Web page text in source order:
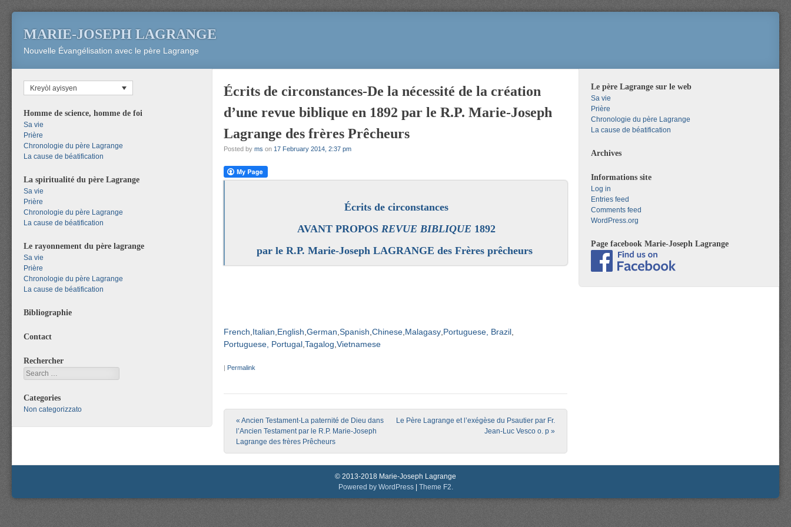
MARIE-JOSEPH LAGRANGE
Nouvelle Évangélisation avec le père Lagrange
Écrits de circonstances-De la nécessité de la création
d’une revue biblique en 1892 par le R.P. Marie-Joseph
Lagrange des frères Prêcheurs
Posted by ms on 17 February 2014, 2:37 pm
Écrits de circonstances
AVANT PROPOS REVUE BIBLIQUE 1892
par le R.P. Marie-Joseph LAGRANGE des Frères prêcheurs
French Italian English German Spanish Chinese Malagasy Portuguese, Brazil
Portuguese, Portugal Tagalog Vietnamese
Permalink
Post navigation
« Ancien Testament-La paternité de Dieu dans
l’Ancien Testament par le R.P. Marie-Joseph
Lagrange des frères Prêcheurs
Le Père Lagrange et l’exégèse du Psautier par Fr.
Jean-Luc Vesco o. p »
Kreyòl ayisyen
Homme de science, homme de foi
Sa vie
Prière
Chronologie du père Lagrange
La cause de béatification
La spiritualité du père Lagrange
Sa vie
Prière
Chronologie du père Lagrange
La cause de béatification
Le rayonnement du père lagrange
Sa vie
Prière
Chronologie du père Lagrange
La cause de béatification
Bibliographie
Contact
Rechercher
Search
Categories
Non categorizzato
Le père Lagrange sur le web
Sa vie
Prière
Chronologie du père Lagrange
La cause de béatification
Archives
Informations site
Log in
Entries feed
Comments feed
WordPress.org
Page facebook Marie-Joseph Lagrange
© 2013-2018 Marie-Joseph Lagrange
Powered by WordPress
Theme F2.